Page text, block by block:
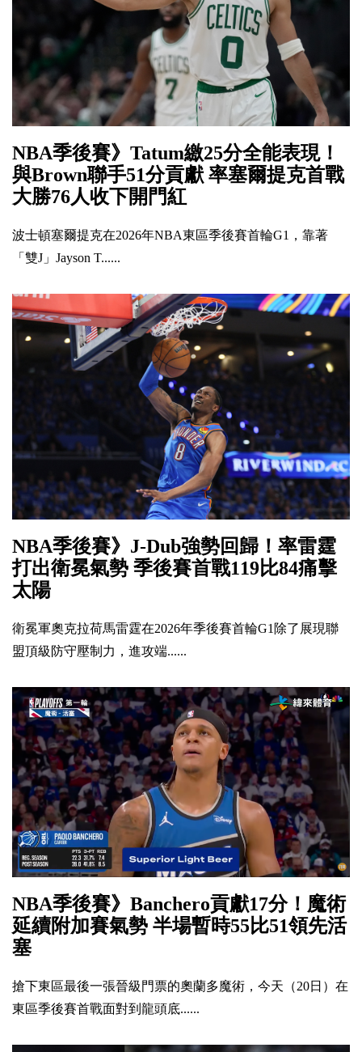
NBA季後賽》Tatum繳25分全能表現！
與Brown聯手51分貢獻 率塞爾提克首戰
大勝76人收下開門紅
波士頓塞爾提克在2026年NBA東區季後賽首輪G1，靠著
「雙J」Jayson T......
NBA季後賽》J-Dub強勢回歸！率雷霆
打出衛冕氣勢 季後賽首戰119比84痛擊
太陽
衛冕軍奧克拉荷馬雷霆在2026年季後賽首輪G1除了展現聯
盟頂級防守壓制力，進攻端......
NBA季後賽》Banchero貢獻17分！魔術
延續附加賽氣勢 半場暫時55比51領先活
塞
搶下東區最後一張晉級門票的奧蘭多魔術，今天（20日）在
東區季後賽首戰面對到龍頭底......